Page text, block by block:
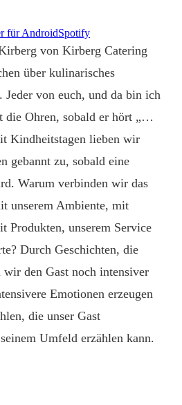
für AndroidSpotify
von Kirberg Catering
über kulinarisches
Jeder von euch, und da bin ich
die Ohren, sobald er hört „…
Kindheitstagen lieben wir
gebannt zu, sobald eine
Warum verbinden wir das
unserem Ambiente, mit
Produkten, unserem Service
Durch Geschichten, die
den Gast noch intensiver
Emotionen erzeugen
die unser Gast
Umfeld erzählen kann.